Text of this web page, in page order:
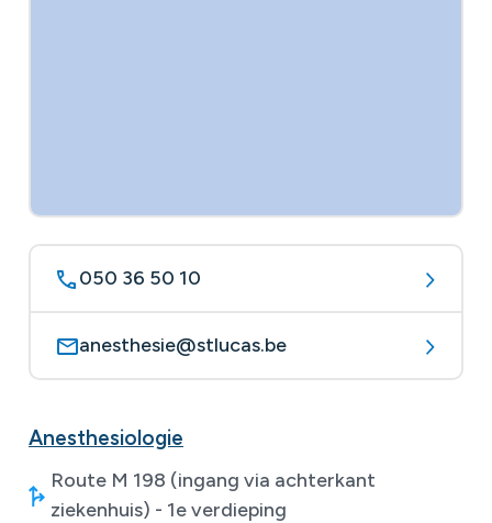
050 36 50 10
anesthesie@stlucas.be
Anesthesiologie
Route M 198 (ingang via achterkant
ziekenhuis) - 1e verdieping